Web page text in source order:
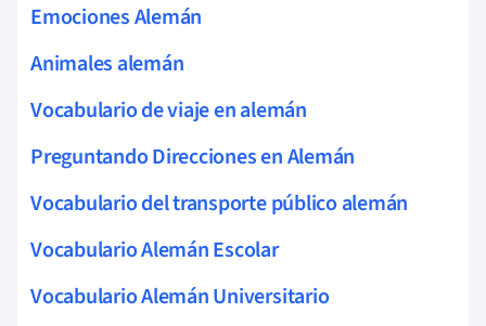
Emociones Alemán
Animales alemán
Vocabulario de viaje en alemán
Preguntando Direcciones en Alemán
Vocabulario del transporte público alemán
Vocabulario Alemán Escolar
Vocabulario Alemán Universitario